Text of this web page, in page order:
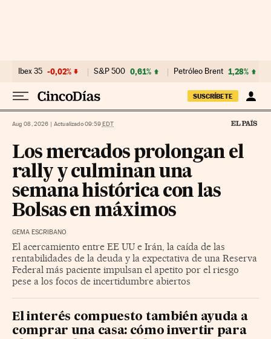
Ibex 35 -0,02% S&P 500 0,61% Petróleo Brent 1,28%
SUSCRÍBETE
Aug 08, 2026 | Actualizado 09:59EDT
Los mercados prolongan el
rally y culminan una
semana histórica con las
Bolsas en máximos
GEMA ESCRIBANO
El acercamiento entre EE UU e Irán, la caída de las
rentabilidades de la deuda y la expectativa de una Reserva
Federal más paciente impulsan el apetito por el riesgo
pese a los focos de incertidumbre abiertos
El interés compuesto también ayuda a
comprar una casa: cómo invertir para